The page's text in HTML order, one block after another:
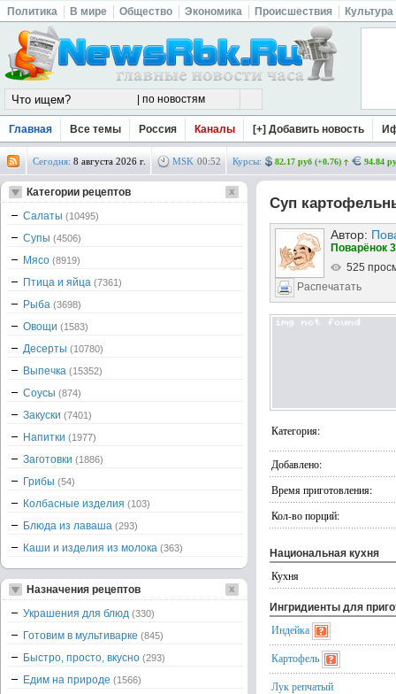
Политика В мире Общество Экономика Происшествия Культура
Главная Все темы Россия Каналы [+] Добавить новость
Сегодня: 8 августа 2026 г. MSK 00:52 Курсы: 82.17 руб (+0.76) 94.84
Суп
Автор:
Поварёнок
525
Распечатать
Категория:
Добавлено:
Время приготовления:
Кол-во порций:
Национальная кухня
Кухня
Ингридиенты для
Индейка
Картофель
Лук репчатый
Категории рецептов
Салаты (10495)
Супы (4506)
Мясо (8919)
Птица и яйца (7361)
Рыба (3698)
Овощи (1583)
Десерты (10780)
Выпечка (15352)
Соусы (874)
Закуски (7401)
Напитки (1977)
Заготовки (1886)
Грибы (54)
Колбасные изделия (103)
Блюда из лаваша (293)
Каши и изделия из молока (363)
Назначения рецептов
Украшения для блюд (330)
Готовим в мультиварке (845)
Быстро, просто, вкусно (293)
Едим на природе (1566)